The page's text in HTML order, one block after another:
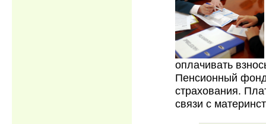
оплачивать
Пенсионный
страхования.
связи с